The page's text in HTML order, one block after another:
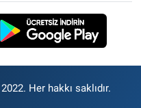
Her hakkı saklıdır.